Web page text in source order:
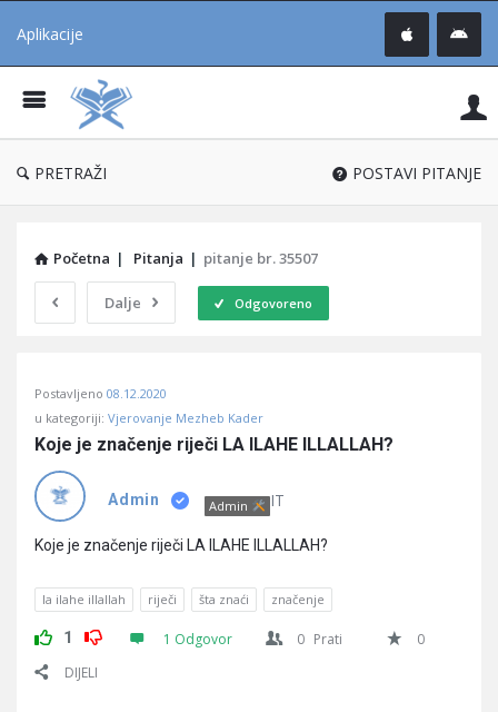
Aplikacije
®
PRETRAŽI POSTAVI PITANJE
Početna | Pitanja | pitanje br. 35507
Dalje Odgovoreno
Učene
Latest
Pitanja
Postavljeno 08.12.2020
u kategoriji: Vjerovanje Mezheb Kader
Koje je značenje riječi LA ILAHE ILLALLAH?
Admin Admin IT
Koje je značenje riječi LA ILAHE ILLALLAH?
la ilahe illallah riječi šta znaći značenje
1 1 Odgovor 0 Prati
0
DIJELI